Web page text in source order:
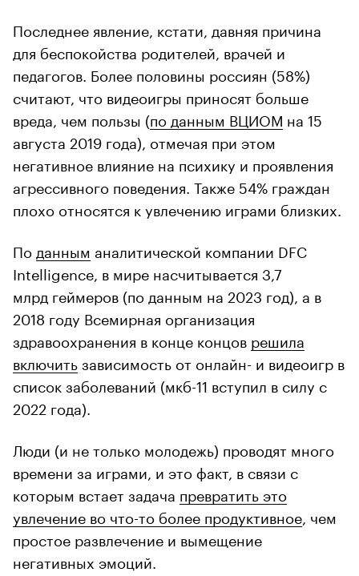
Последнее явление, кстати, давняя причина
для беспокойства родителей, врачей и
педагогов. Более половины россиян (58%)
считают, что видеоигры приносят больше
вреда, чем пользы (по данным ВЦИОМ на 15
августа 2019 года), отмечая при этом
негативное влияние на психику и проявления
агрессивного поведения. Также 54% граждан
плохо относятся к увлечению играми близких.
По данным аналитической компании DFC
Intelligence, в мире насчитывается 3,7
млрд геймеров (по данным на 2023 год), а в
2018 году Всемирная организация
здравоохранения в конце концов решила
включитьзависимость от онлайн- и видеоигр в
список заболеваний (мкб-11 вступил в силу с
2022 года).
Люди (и не только молодежь) проводят много
времени за играми, и это факт, в связи с
которым встает задача превратить это
увлечение во что-то более продуктивное , чем
простое развлечение и вымещение
негативных эмоций.